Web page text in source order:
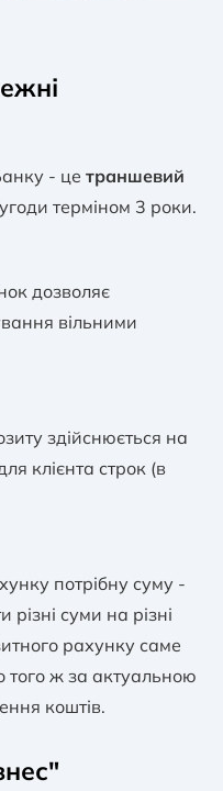
- це траншевий
терміном 3 роки.
дозволяє
вільними
здійснюється на
клієнта строк (в
потрібну суму -
суми на різні
рахунку саме
того ж за актуальною
коштів.